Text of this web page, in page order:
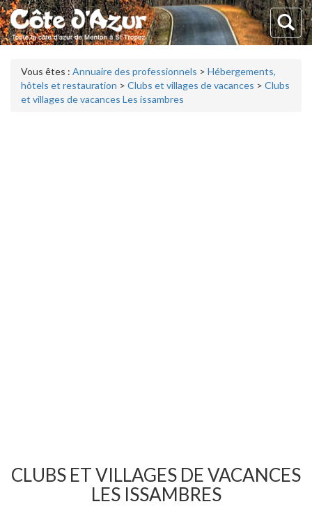
Vous êtes : Annuaire des professionnels > Hébergements,
hôtels et restauration > Clubs et villages de vacances > Clubs
et villages de vacances Les issambres
CLUBS ET VILLAGES DE VACANCES
LES ISSAMBRES